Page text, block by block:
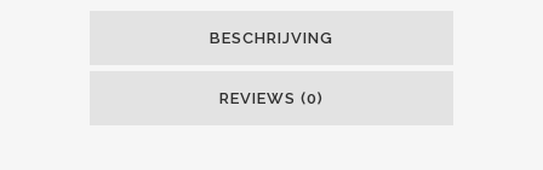
BESCHRIJVING
REVIEWS (0)